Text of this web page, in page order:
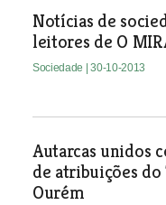
Notícias de
leitores de O
Sociedade | 30-10-2013
Autarcas unidos
de atribuições
Ourém